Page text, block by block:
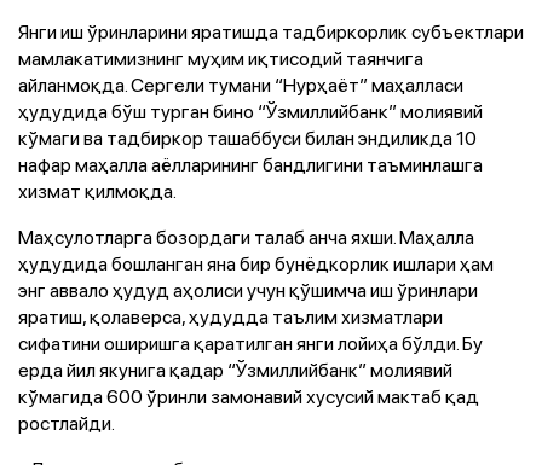
Янги иш ўринларини яратишда тадбиркорлик субъектлари
мамлакатимизнинг муҳим иқтисодий таянчига
айланмоқда. Сергели тумани “Нурҳаёт” маҳалласи
ҳудудида бўш турган бино “Ўзмиллийбанк” молиявий
кўмаги ва тадбиркор ташаббуси билан эндиликда 10
нафар маҳалла аёлларининг бандлигини таъминлашга
хизмат қилмоқда.
Маҳсулотларга бозордаги талаб анча яхши. Маҳалла
ҳудудида бошланган яна бир бунёдкорлик ишлари ҳам
энг аввало ҳудуд аҳолиси учун қўшимча иш ўринлари
яратиш, қолаверса, ҳудудда таълим хизматлари
сифатини оширишга қаратилган янги лойиҳа бўлди. Бу
ерда йил якунига қадар “Ўзмиллийбанк” молиявий
кўмагида 600 ўринли замонавий хусусий мактаб қад
ростлайди.